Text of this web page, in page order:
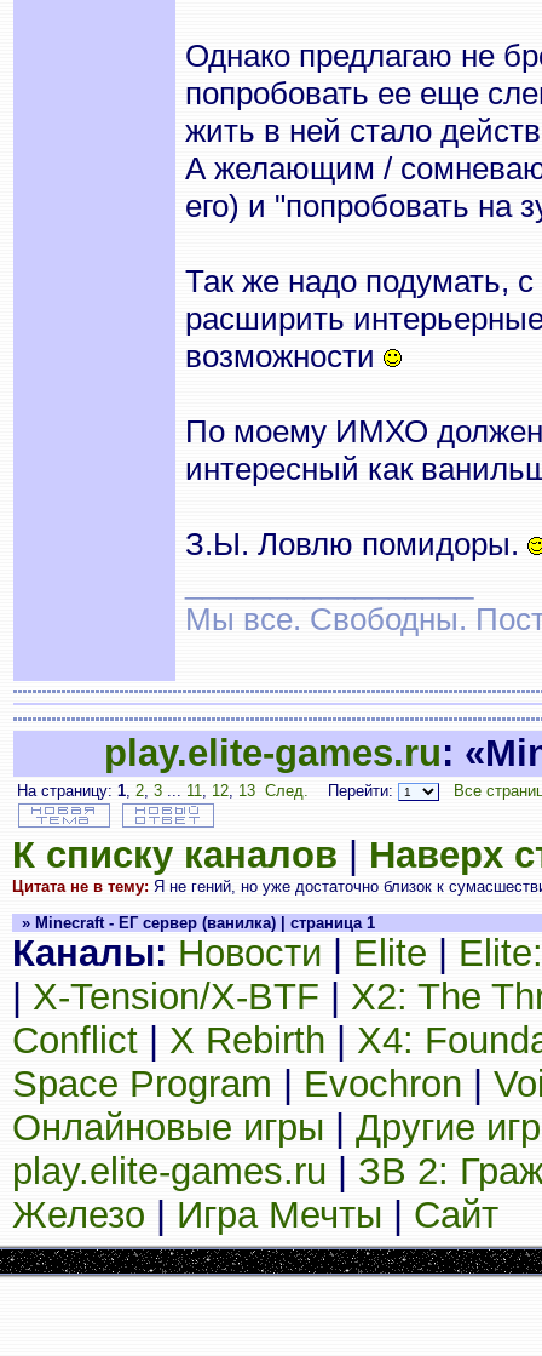
Однако предлагаю не
попробовать ее еще
жить в ней стало
А желающим /
его) и "попробовать на
Так же надо подумать,
расширить
возможности
По моему ИМХО должен
интересный как
З.Ы. Ловлю помидоры.
Мы все. Свободны.
play.elite-games.ru:
На страницу: 1, 2, 3 ... 11, 12, 13 След. Перейти: Все
К списку каналов Наверх
Цитата не в тему: Я не гений, но уже достаточно близок к
» Minecraft - ЕГ сервер (ванилка) | страница 1
Каналы: Новости Elite
X-Tension/X-BTF
X2: The
Conflict
X Rebirth
X4:
Space Program
Evochron
Онлайновые игры
Другие
play.elite-games.ru
ЗВ 2:
Железо
Игра Мечты Сайт